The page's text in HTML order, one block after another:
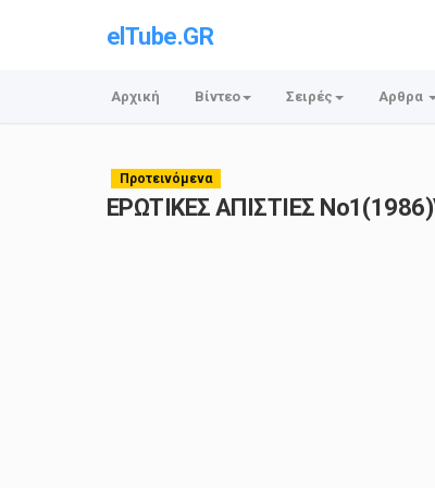
elTube.GR
Αρχική Βίντεο Σειρές Αρθρα
Προτεινόμενα
ΕΡΩΤΙΚΕΣ ΑΠΙΣΤΙΕΣ